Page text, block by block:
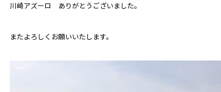
川崎アズーロ ありがとうございました。
またよろしくお願いいたします。